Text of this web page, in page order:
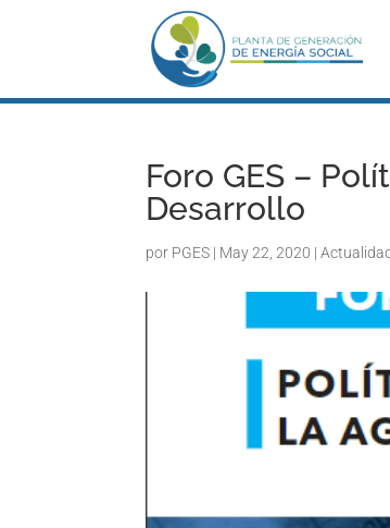
Foro GES –
Desarrollo
por PGES | May 22, 2020 |